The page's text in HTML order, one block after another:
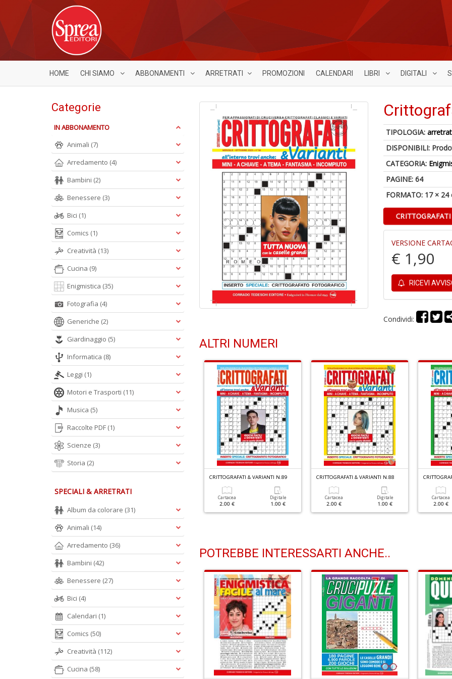
HOME CHI SIAMO ABBONAMENTI ARRETRATI PROMOZIONI CALENDARI LIBRI DIGITALI
TIPOLOGIA:
DISPONIBILI:
CATEGORIA:
PAGINE: 64
FORMATO: 17 × 24
VERSIONE
€ 1,90
RICEVI
Condividi:
ALTRI NUMERI
CRITTOGRAFATI & VARIANTI N.89
Cartacea
2.00 €
Digitale
1.00 €
CRITTOGRAFATI & VARIANTI N.88
Cartacea
2.00 €
Digitale
1.00 €
Cartacea
2.00 €
POTREBBE INTERESSARTI ANCHE..
Categorie
IN ABBONAMENTO
Animali (7)
Arredamento (4)
Bambini (2)
Benessere (3)
Bici (1)
Comics (1)
Creatività (13)
Cucina (9)
Enigmistica (35)
Fotografia (4)
Generiche (2)
Giardinaggio (5)
Informatica (8)
Leggi (1)
Motori e Trasporti (11)
Musica (5)
Raccolte PDF (1)
Scienze (3)
Storia (2)
SPECIALI & ARRETRATI
Album da colorare (31)
Animali (14)
Arredamento (36)
Bambini (42)
Benessere (27)
Bici (4)
Calendari (1)
Comics (50)
Creatività (112)
Cucina (58)